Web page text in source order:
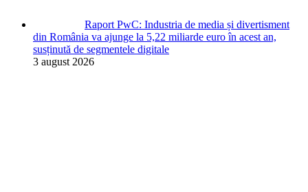
Raport PwC: Industria de media și divertisment
din România va ajunge la 5,22 miliarde euro în acest an,
susținută de segmentele digitale
3 august 2026